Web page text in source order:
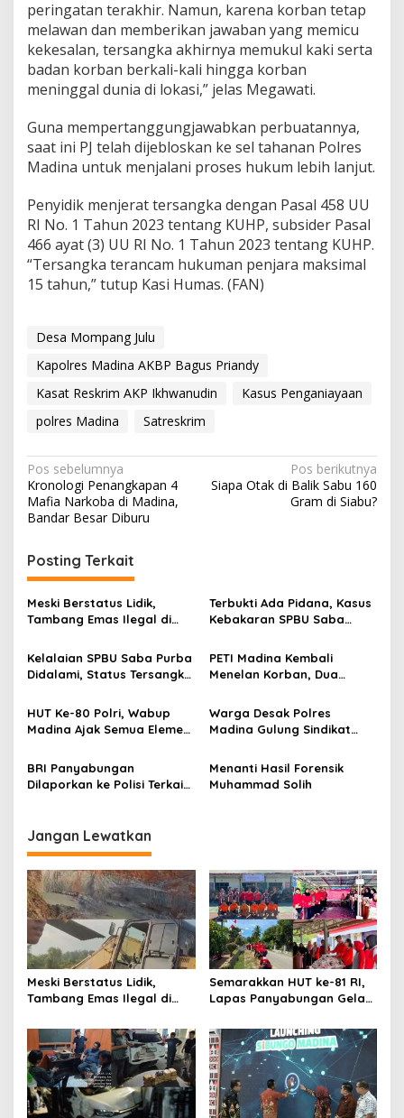
peringatan terakhir. Namun, karena korban tetap
melawan dan memberikan jawaban yang memicu
kekesalan, tersangka akhirnya memukul kaki serta
badan korban berkali-kali hingga korban
meninggal dunia di lokasi,” jelas Megawati.
Guna mempertanggungjawabkan perbuatannya,
saat ini PJ telah dijebloskan ke sel tahanan Polres
Madina untuk menjalani proses hukum lebih lanjut.
Penyidik menjerat tersangka dengan Pasal 458 UU
RI No. 1 Tahun 2023 tentang KUHP, subsider Pasal
466 ayat (3) UU RI No. 1 Tahun 2023 tentang KUHP.
“Tersangka terancam hukuman penjara maksimal
15 tahun,” tutup Kasi Humas. (FAN)
Desa Mompang Julu
Kapolres Madina AKBP Bagus Priandy
Kasat Reskrim AKP Ikhwanudin
Kasus Penganiayaan
polres Madina
Satreskrim
Navigasi
pos
Pos sebelumnya
Kronologi Penangkapan 4
Mafia Narkoba di Madina,
Bandar Besar Diburu
Pos berikutnya
Siapa Otak di Balik Sabu 160
Gram di Siabu?
Posting Terkait
Meski Berstatus Lidik,
Tambang Emas Ilegal di
Bebas Beroperasi
Terbukti Ada Pidana, Kasus
Kebakaran SPBU Saba
Penyidikan
Kelalaian SPBU Saba Purba
Didalami, Status Tersangka
PETI Madina Kembali
Menelan Korban, Dua
Natal
HUT Ke-80 Polri, Wabup
Madina Ajak Semua Elemen
Warga Desak Polres
Madina Gulung Sindikat
BRI Panyabungan
Dilaporkan ke Polisi Terkait
Menanti Hasil Forensik
Muhammad Solih
Jangan Lewatkan
Meski Berstatus Lidik,
Tambang Emas Ilegal di
Bebas Beroperasi
Semarakkan HUT ke-81 RI,
Lapas Panyabungan Gelar
Aksi Sosial